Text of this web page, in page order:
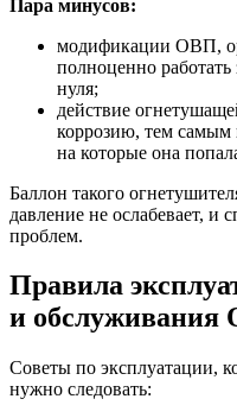
Пара минусов:
модификации ОВП,
полноценно
нуля;
действие
коррозию, тем самым
на которые она
Баллон такого
давление не ослабевает, и
проблем.
Правила
и
Советы по эксплуатации,
нужно следовать: